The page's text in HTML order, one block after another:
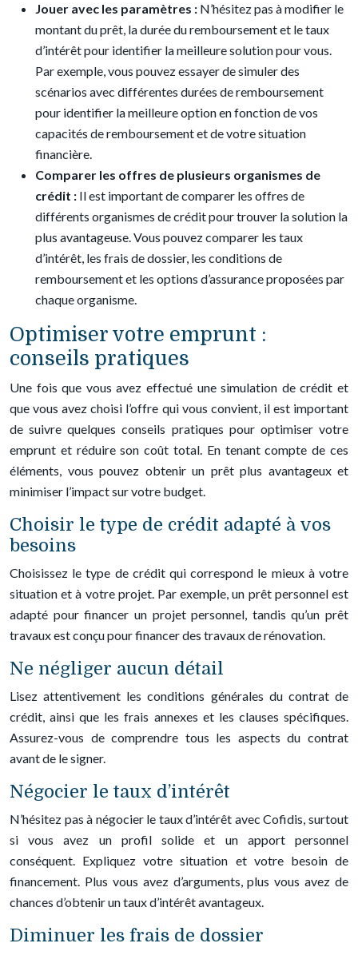
Jouer avec les paramètres : N’hésitez pas à modifier le
montant du prêt, la durée du remboursement et le taux
d’intérêt pour identifier la meilleure solution pour vous.
Par exemple, vous pouvez essayer de simuler des
scénarios avec différentes durées de remboursement
pour identifier la meilleure option en fonction de vos
capacités de remboursement et de votre situation
financière.
Comparer les offres de plusieurs organismes de
crédit : Il est important de comparer les offres de
différents organismes de crédit pour trouver la solution la
plus avantageuse. Vous pouvez comparer les taux
d’intérêt, les frais de dossier, les conditions de
remboursement et les options d’assurance proposées par
chaque organisme.
Optimiser votre emprunt :
conseils pratiques
Une fois que vous avez effectué une simulation de crédit et
que vous avez choisi l’offre qui vous convient, il est important
de suivre quelques conseils pratiques pour optimiser votre
emprunt et réduire son coût total. En tenant compte de ces
éléments, vous pouvez obtenir un prêt plus avantageux et
minimiser l’impact sur votre budget.
Choisir le type de crédit adapté à vos
besoins
Choisissez le type de crédit qui correspond le mieux à votre
situation et à votre projet. Par exemple, un prêt personnel est
adapté pour financer un projet personnel, tandis qu’un prêt
travaux est conçu pour financer des travaux de rénovation.
Ne négliger aucun détail
Lisez attentivement les conditions générales du contrat de
crédit, ainsi que les frais annexes et les clauses spécifiques.
Assurez-vous de comprendre tous les aspects du contrat
avant de le signer.
Négocier le taux d’intérêt
N’hésitez pas à négocier le taux d’intérêt avec Cofidis, surtout
si vous avez un profil solide et un apport personnel
conséquent. Expliquez votre situation et votre besoin de
financement. Plus vous avez d’arguments, plus vous avez de
chances d’obtenir un taux d’intérêt avantageux.
Diminuer les frais de dossier